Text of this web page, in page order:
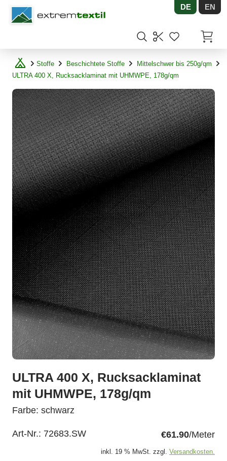
Shopware DE EN
Stoffe Beschichtete Stoffe
Mittelschwer bis 250g/qm
ULTRA 400 X, Rucksacklaminat mit UHMWPE, 178g/qm
ULTRA 400 X, Rucksacklaminat
mit UHMWPE, 178g/qm
Farbe: schwarz
Art-Nr.: 72683.SW €61.90/Meter
inkl. 19 % MwSt. zzgl. Versandkosten.